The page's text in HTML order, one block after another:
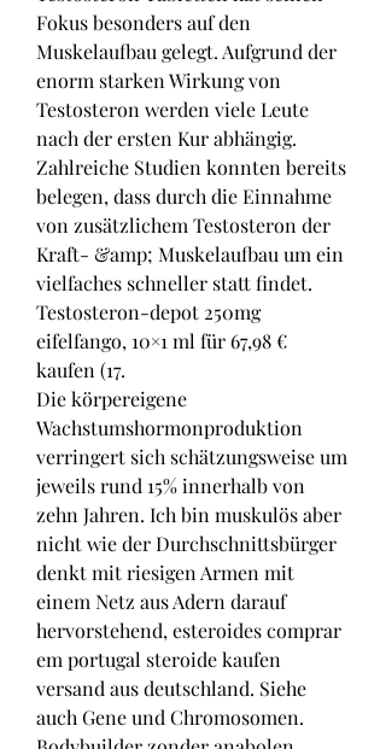
Fokus besonders auf den
Muskelaufbau gelegt. Aufgrund der
enorm starken Wirkung von
Testosteron werden viele Leute
nach der ersten Kur abhängig.
Zahlreiche Studien konnten bereits
belegen, dass durch die Einnahme
von zusätzlichem Testosteron der
Kraft- &amp; Muskelaufbau um ein
vielfaches schneller statt findet.
Testosteron-depot 250mg
eifelfango, 10×1 ml für 67,98 €
kaufen (17.
Die körpereigene
Wachstumshormonproduktion
verringert sich schätzungsweise um
jeweils rund 15% innerhalb von
zehn Jahren. Ich bin muskulös aber
nicht wie der Durchschnittsbürger
denkt mit riesigen Armen mit
einem Netz aus Adern darauf
hervorstehend, esteroides comprar
em portugal steroide kaufen
versand aus deutschland. Siehe
auch Gene und Chromosomen.